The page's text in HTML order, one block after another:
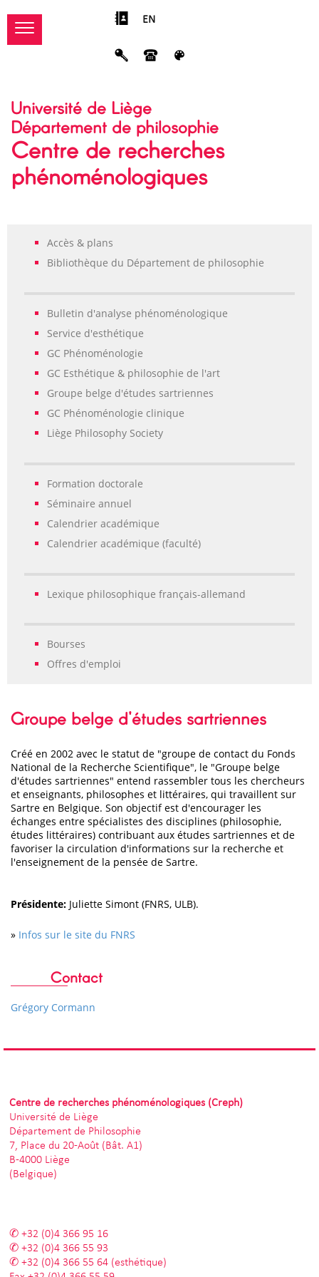
EN
Université de Liège
Département de philosophie
Centre de recherches
phénoménologiques
Accès & plans
Bibliothèque du Département de philosophie
Bulletin d'analyse phénoménologique
Service d'esthétique
GC Phénoménologie
GC Esthétique & philosophie de l'art
Groupe belge d'études sartriennes
GC Phénoménologie clinique
Liège Philosophy Society
Formation doctorale
Séminaire annuel
Calendrier académique
Calendrier académique (faculté)
Lexique philosophique français-allemand
Bourses
Offres d'emploi
Groupe belge d'études sartriennes
Créé en 2002 avec le statut de "groupe de contact du Fonds
National de la Recherche Scientifique", le "Groupe belge
d'études sartriennes" entend rassembler tous les chercheurs
et enseignants, philosophes et littéraires, qui travaillent sur
Sartre en Belgique. Son objectif est d'encourager les
échanges entre spécialistes des disciplines (philosophie,
études littéraires) contribuant aux études sartriennes et de
favoriser la circulation d'informations sur la recherche et
l'enseignement de la pensée de Sartre.
Présidente: Juliette Simont (FNRS, ULB).
» Infos sur le site du FNRS
Contact
Grégory Cormann
Centre de recherches phénoménologiques (Creph)
Université de Liège
Département de Philosophie
7, Place du 20-Août (Bât. A1)
B-4000 Liège
(Belgique)
+32 (0)4 366 95 16
+32 (0)4 366 55 93
+32 (0)4 366 55 64 (esthétique)